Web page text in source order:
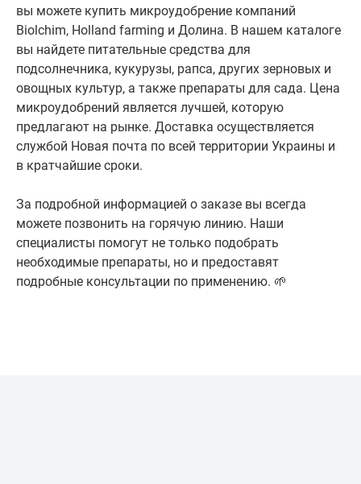
вы можете купить микроудобрение компаний
Biolchim, Holland farming и Долина. В нашем каталоге
вы найдете питательные средства для
подсолнечника, кукурузы, рапса, других зерновых и
овощных культур, а также препараты для сада. Цена
микроудобрений является лучшей, которую
предлагают на рынке. Доставка осуществляется
службой Новая почта по всей территории Украины и
в кратчайшие сроки.
За подробной информацией о заказе вы всегда
можете позвонить на горячую линию. Наши
специалисты помогут не только подобрать
необходимые препараты, но и предоставят
подробные консультации по применению. 🌱